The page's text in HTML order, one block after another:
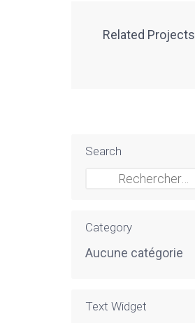
Related Projects
Search
Rechercher :
Category
Aucune catégorie
Text Widget